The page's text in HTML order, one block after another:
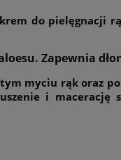
ewentualnych kosztów
do pielęgnacji
Zapewnia
myciu rąk oraz
i